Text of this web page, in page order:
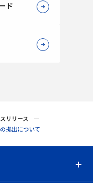
ド
リリース
拠出について